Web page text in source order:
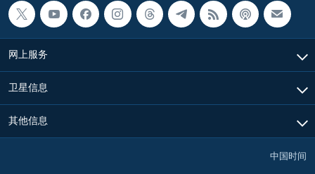
网上服务
卫星信息
其他信息
中国时间